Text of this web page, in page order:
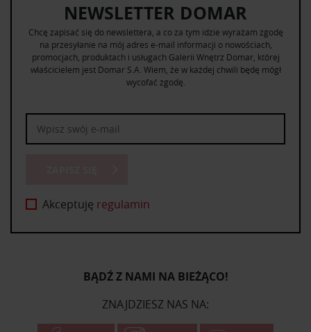
NEWSLETTER DOMAR
Chcę zapisać się do newslettera, a co za tym idzie wyrażam zgodę
na przesyłanie na mój adres e-mail informacji o nowościach,
promocjach, produktach i usługach Galerii Wnętrz Domar, której
właścicielem jest Domar S.A. Wiem, że w każdej chwili będę mógł
wycofać zgodę.
Akceptuję regulamin
BĄDŹ Z NAMI NA BIEŻĄCO!
ZNAJDZIESZ NAS NA: